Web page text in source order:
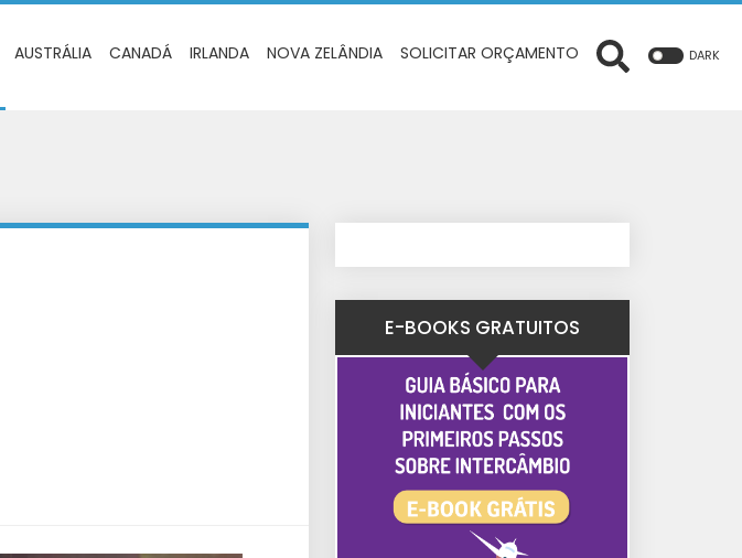
AUSTRÁLIA CANADÁ IRLANDA NOVA ZELÂNDIA SOLICITAR ORÇAMENTO DARK
E-BOOKS GRATUITOS